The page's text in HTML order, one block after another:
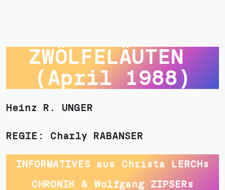
ZWÖLFELÄUTEN
(April 1988)
Heinz R. UNGER
REGIE: Charly RABANSER
INFORMATIVES aus Christa LERCHs
CHRONIK & Wolfgang ZIPSERs